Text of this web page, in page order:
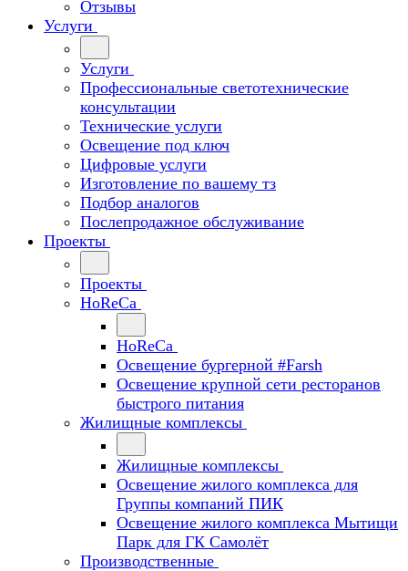
Отзывы
Услуги
Услуги
Профессиональные светотехнические
консультации
Технические услуги
Освещение под ключ
Цифровые услуги
Изготовление по вашему тз
Подбор аналогов
Послепродажное обслуживание
Проекты
Проекты
HoReCa
HoReCa
Освещение бургерной #Farsh
Освещение крупной сети ресторанов
быстрого питания
Жилищные комплексы
Жилищные комплексы
Освещение жилого комплекса для
Группы компаний ПИК
Освещение жилого комплекса Мытищи
Парк для ГК Самолёт
Производственные